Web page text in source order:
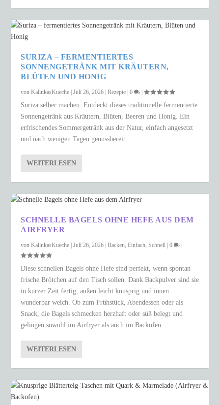
SURIZA – FERMENTIERTES
SONNENGETRÄNK MIT KRÄUTERN,
BLÜTEN UND HONIG
vonKalinkasKueche |Juli 26, 2026 |Rezepte |0 |
Suriza selber machen: Entdeckt dieses traditionelle fermentierte
Sonnengetränk aus Kräutern, Blüten, Beeren und Honig. Ein
erfrischendes Sommergetränk aus der Natur, einfach angesetzt
und nach wenigen Tagen genussbereit.
WEITERLESEN
SCHNELLE BAGELS OHNE HEFE AUS DEM
AIRFRYER
vonKalinkasKueche |Juli 26, 2026 |Backen,Einfach,Schnell |0
Diese schnellen Bagels ohne Hefe sind perfekt, wenn spontan
frische Brötchen auf den Tisch sollen. Dank Backpulver sind sie
in kurzer Zeit fertig, außen leicht knusprig und innen
wunderbar weich. Ob zum Frühstück, Abendessen oder als
Snack, die Bagels schmecken herzhaft oder süß belegt und
gelingen sowohl im Airfryer als auch im Backofen.
WEITERLESEN